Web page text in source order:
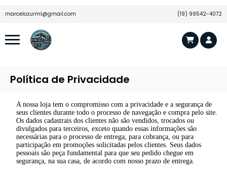
marcelozurml@gmail.com (19) 99542-4072
Política de Privacidade
A nossa loja tem o compromisso com a privacidade e a segurança de
seus clientes durante todo o processo de navegação e compra pelo site.
Os dados cadastrais dos clientes não são vendidos, trocados ou
divulgados para terceiros, exceto quando essas informações são
necessárias para o processo de entrega, para cobrança, ou para
participação em promoções solicitadas pelos clientes. Seus dados
pessoais são peça fundamental para que seu pedido chegue em
segurança, na sua casa, de acordo com nosso prazo de entrega.